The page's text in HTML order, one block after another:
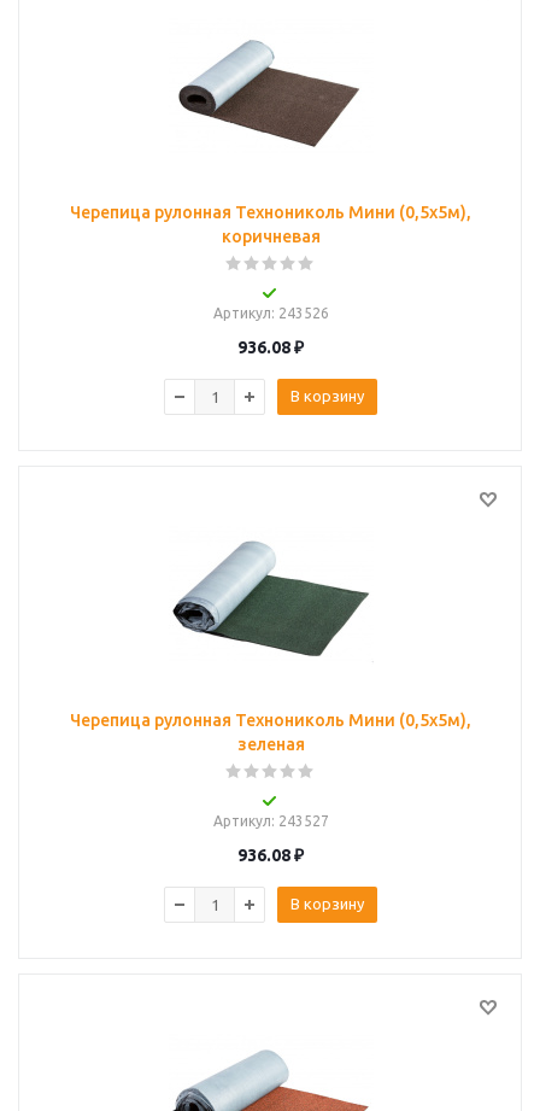
Черепица рулонная Технониколь Мини (0,5х5м),
коричневая
Артикул: 243526
936.08₽
В корзину
Черепица рулонная Технониколь Мини (0,5х5м),
зеленая
Артикул: 243527
936.08₽
В корзину